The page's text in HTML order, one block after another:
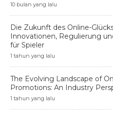
10 bulan yang lalu
Die Zukunft des Online-
Innovationen, Regulierung
für Spieler
1 tahun yang lalu
The Evolving Landscape of
Promotions: An Industry
1 tahun yang lalu